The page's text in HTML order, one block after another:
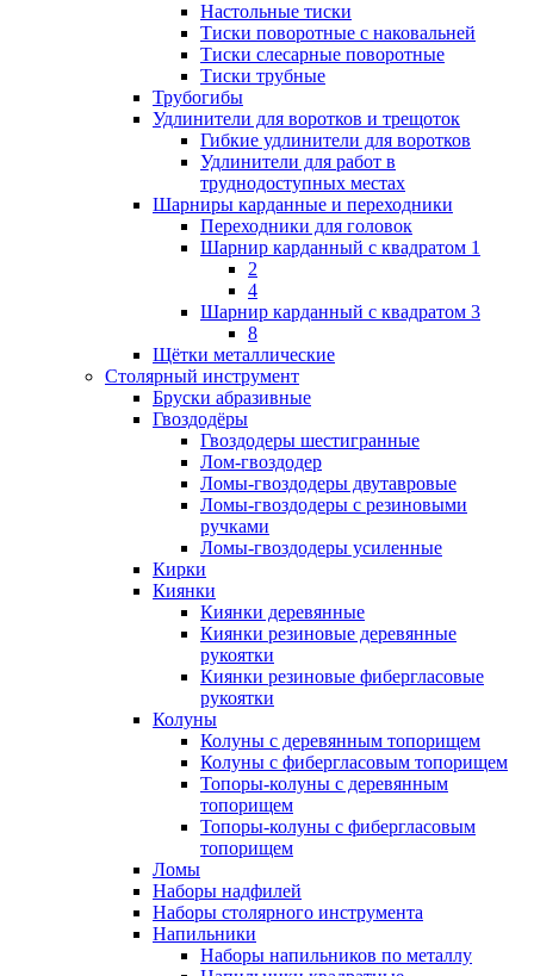
Настольные тиски
Тиски поворотные с наковальней
Тиски слесарные поворотные
Тиски трубные
Трубогибы
Удлинители для воротков и трещоток
Гибкие удлинители для воротков
Удлинители для работ в
труднодоступных местах
Шарниры карданные и переходники
Переходники для головок
Шарнир карданный с квадратом 1
2
4
Шарнир карданный с квадратом 3
8
Щётки металлические
Столярный инструмент
Бруски абразивные
Гвоздодёры
Гвоздодеры шестигранные
Лом-гвоздодер
Ломы-гвоздодеры двутавровые
Ломы-гвоздодеры с резиновыми
ручками
Ломы-гвоздодеры усиленные
Кирки
Киянки
Киянки деревянные
Киянки резиновые деревянные
рукоятки
Киянки резиновые фибергласовые
рукоятки
Колуны
Колуны с деревянным топорищем
Колуны с фибергласовым топорищем
Топоры-колуны с деревянным
топорищем
Топоры-колуны с фибергласовым
топорищем
Ломы
Наборы надфилей
Наборы столярного инструмента
Напильники
Наборы напильников по металлу